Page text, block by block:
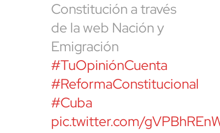
Constitución a través
de la web Nación y
Emigración
#TuOpiniónCuenta
#ReformaConstitucional
#Cuba
pic.twitter.com/